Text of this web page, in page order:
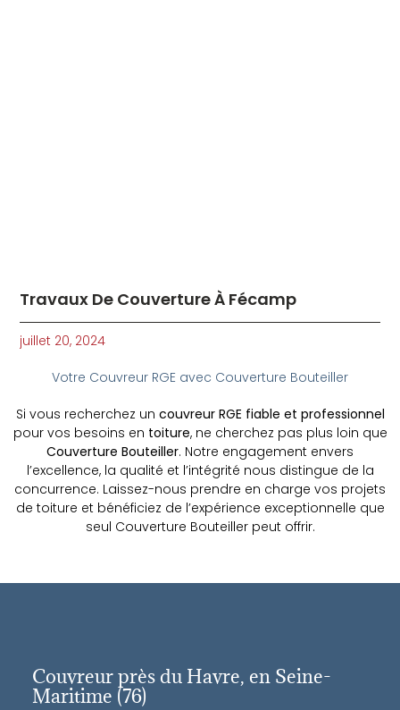
Travaux De Couverture À Fécamp
juillet 20, 2024
Votre Couvreur RGE avec Couverture Bouteiller
Si vous recherchez un couvreur RGE fiable et professionnel
pour vos besoins en toiture, ne cherchez pas plus loin que
Couverture Bouteiller. Notre engagement envers
l’excellence, la qualité et l’intégrité nous distingue de la
concurrence. Laissez-nous prendre en charge vos projets
de toiture et bénéficiez de l’expérience exceptionnelle que
seul Couverture Bouteiller peut offrir.
Couvreur près du Havre, en Seine-
Maritime (76)